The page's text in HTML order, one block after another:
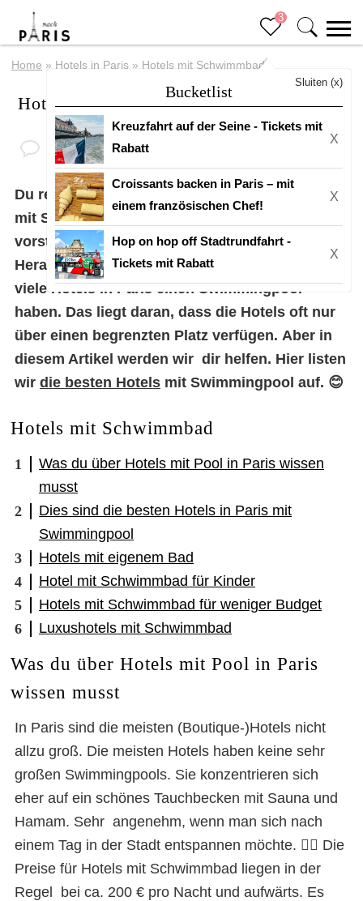
3
Bucketlist
Sluiten (x)
Kreuzfahrt auf der Seine - Tickets mit
Rabatt
X
Croissants backen in Paris – mit
einem französischen Chef!
X
Hop on hop off Stadtrundfahrt -
Tickets mit Rabatt
X
Home » Hotels in Paris » Hotels mit Schwimmbad
Hotels mit Schwimmbad
Du reist bald nach Paris und möchtest ein Hotel
mit Swimmingpool? Hübsch! Ich kann mir
vorstellen, dass es eine ziemliche
Herausforderung ist, eins zu finden, da nicht
viele Hotels in Paris einen Swimmingpool
haben. Das liegt daran, dass die Hotels oft nur
über einen begrenzten Platz verfügen. Aber in
diesem Artikel werden wir dir helfen. Hier listen
wir die besten Hotels mit Swimmingpool auf. 😊
Hotels mit Schwimmbad
Was du über Hotels mit Pool in Paris wissen
musst
Dies sind die besten Hotels in Paris mit
Swimmingpool
Hotels mit eigenem Bad
Hotel mit Schwimmbad für Kinder
Hotels mit Schwimmbad für weniger Budget
Luxushotels mit Schwimmbad
Was du über Hotels mit Pool in Paris
wissen musst
In Paris sind die meisten (Boutique-)Hotels nicht
allzu groß. Die meisten Hotels haben keine sehr
großen Swimmingpools. Sie konzentrieren sich
eher auf ein schönes Tauchbecken mit Sauna und
Hamam. Sehr angenehm, wenn man sich nach
einem Tag in der Stadt entspannen möchte. 💆‍♀️ Die
Preise für Hotels mit Schwimmbad liegen in der
Regel bei ca. 200 € pro Nacht und aufwärts. Es